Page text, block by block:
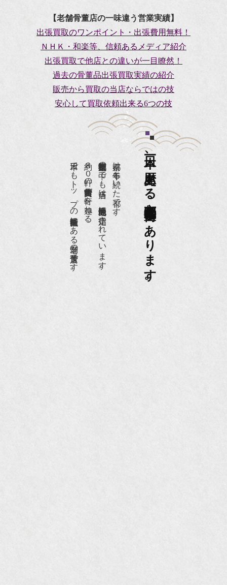
【老舗骨董店の一味違う営業実績】
出張買取のワンポイント・出張費用無料！
ＮＨＫ・和楽等、信頼あるメディア紹介
出張買取で他店との違いが一目瞭然！
過去の骨董品出張買取実績の紹介
販売から買取の当店ならではの技
安心して買取依頼出来る6つの技
日本一、歴史ある
京都祇園骨董街にあります。
京都は千年も続いた都です。
京都祇園骨董街の中でも当店は、歴史的保全地区に指定されています。
約８０軒の古美術骨董商が軒を連ねる、
日本でもトップの祇園骨董街にある老舗の骨董店です。